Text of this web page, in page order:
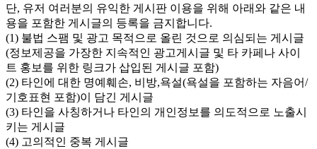
단, 유저 여러분의 유익한 게시판 이용을 위해 아래와 같은 내
용을 포함한 게시글의 등록을 금지합니다.
(1) 불법 스팸 및 광고 목적으로 올린 것으로 의심되는 게시글
(정보제공을 가장한 지속적인 광고게시글 및 타 카페나 사이
트 홍보를 위한 링크가 삽입된 게시글 포함)
(2) 타인에 대한 명예훼손, 비방,욕설(욕설을 포함하는 자음어/
기호표현 포함)이 담긴 게시글
(3) 타인을 사칭하거나 타인의 개인정보를 의도적으로 노출시
키는 게시글
(4) 고의적인 중복 게시글